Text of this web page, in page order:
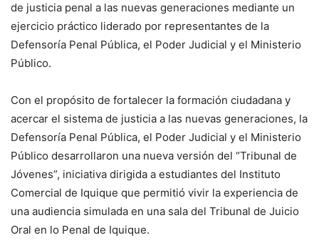
de justicia penal a las nuevas generaciones mediante un
ejercicio práctico liderado por representantes de la
Defensoría Penal Pública, el Poder Judicial y el Ministerio
Público.
Con el propósito de fortalecer la formación ciudadana y
acercar el sistema de justicia a las nuevas generaciones, la
Defensoría Penal Pública, el Poder Judicial y el Ministerio
Público desarrollaron una nueva versión del “Tribunal de
Jóvenes”, iniciativa dirigida a estudiantes del Instituto
Comercial de Iquique que permitió vivir la experiencia de
una audiencia simulada en una sala del Tribunal de Juicio
Oral en lo Penal de Iquique.